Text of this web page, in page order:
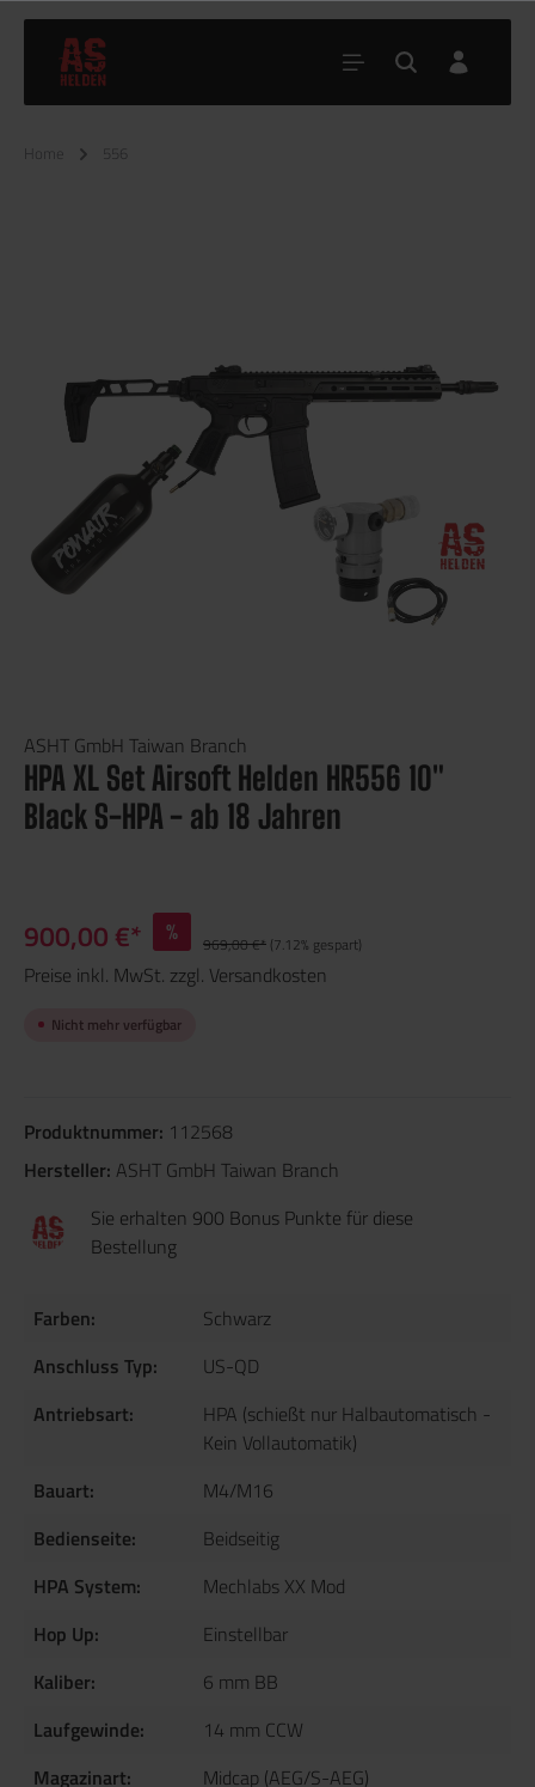
Home 556
ASHT GmbH Taiwan Branch
HPA XL Set Airsoft Helden HR556 10"
Black S-HPA - ab 18 Jahren
900,00 €* % 969,00 €* (7.12% gespart)
Preise inkl. MwSt. zzgl. Versandkosten
Nicht mehr verfügbar
Produktnummer: 112568
Hersteller: ASHT GmbH Taiwan Branch
Sie erhalten 900 Bonus Punkte für diese
Bestellung
Farben:
Schwarz
Anschluss Typ:
US-QD
Antriebsart:
HPA (schießt nur Halbautomatisch -
Kein Vollautomatik)
Bauart:
M4/M16
Bedienseite:
Beidseitig
HPA System:
Mechlabs XX Mod
Hop Up:
Einstellbar
Kaliber:
6 mm BB
Laufgewinde:
14 mm CCW
Magazinart:
Midcap (AEG/S-AEG)